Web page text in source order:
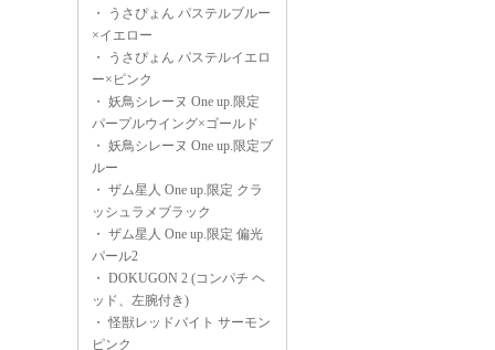
・
うさぴょん パステルブルー
×イエロー
・
うさぴょん パステルイエロ
ー×ピンク
・ 妖鳥シレーヌ One up.限定
パープルウイング×ゴールド
・ 妖鳥シレーヌ One up.限定ブ
ルー
・ ザム星人 One up.限定 クラ
ッシュラメブラック
・ ザム星人 One up.限定 偏光
パール2
・ DOKUGON 2 (コンパチ ヘ
ッド、左腕付き)
・怪獣レッドバイト サーモン
ピンク